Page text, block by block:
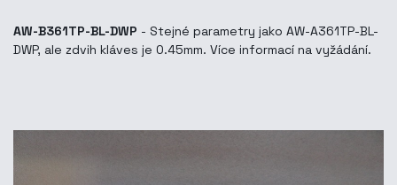
AW-B361TP-BL-DWP - Stejné parametry jako AW-A361TP-BL-
DWP, ale zdvih kláves je 0.45mm. Více informací na vyžádání.